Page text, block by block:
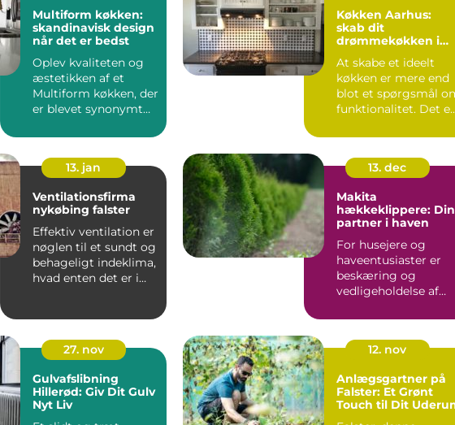
Multiform køkken:
skandinavisk design
når det er bedst
Oplev kvaliteten og
æstetikken af et
Multiform køkken, der
er blevet synonymt
Køkken Aarhus:
skab dit
drømmekøkken i
At skabe et ideelt
køkken er mere end
blot et spørgsmål
funktionalitet. Det
13. jan
Ventilationsfirma
nykøbing falster
Effektiv ventilation er
nøglen til et sundt og
behageligt indeklima,
hvad enten det er i
13. dec
Makita
hækkeklippere: Din
partner i haven
For husejere og
haveentusiaster er
beskæring og
vedligeholdelse af
tilbage...
27. nov
Gulvafslibning
Hillerød: Giv Dit Gulv
Nyt Liv
12. nov
Anlægsgartner på
Falster: Et Grønt
Touch til Dit